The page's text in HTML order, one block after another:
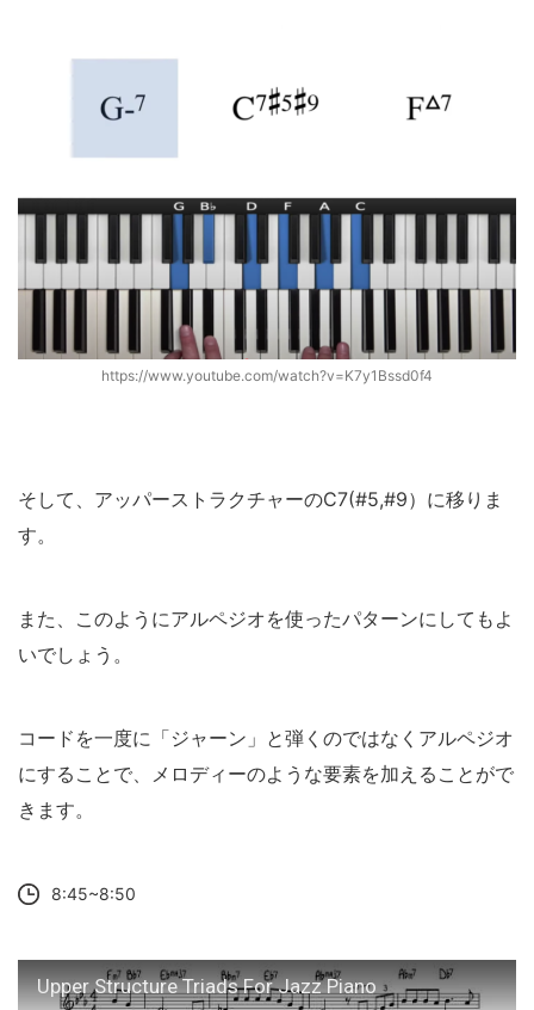
https://www.youtube.com/watch?v=K7y1Bssd0f4
そして、アッパーストラクチャーのC7(#5,#9）に移りま
す。
また、このようにアルペジオを使ったパターンにしてもよ
いでしょう。
コードを一度に「ジャーン」と弾くのではなくアルペジオ
にすることで、メロディーのような要素を加えることがで
きます。
8:45~8:50
Upper Structure Triads For Jazz Piano